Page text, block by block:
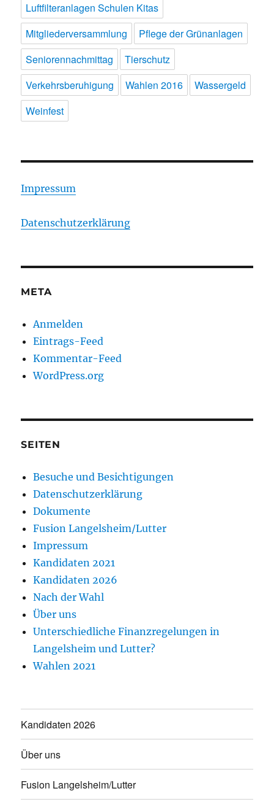
Luftfilteranlagen Schulen Kitas
Mitgliederversammlung
Pflege der Grünanlagen
Seniorennachmittag
Tierschutz
Verkehrsberuhigung
Wahlen 2016
Wassergeld
Weinfest
Impressum
Datenschutzerklärung
META
Anmelden
Eintrags-Feed
Kommentar-Feed
WordPress.org
SEITEN
Besuche und Besichtigungen
Datenschutzerklärung
Dokumente
Fusion Langelsheim/Lutter
Impressum
Kandidaten 2021
Kandidaten 2026
Nach der Wahl
Über uns
Unterschiedliche Finanzregelungen in
Langelsheim und Lutter?
Wahlen 2021
Kandidaten 2026
Über uns
Fusion Langelsheim/Lutter